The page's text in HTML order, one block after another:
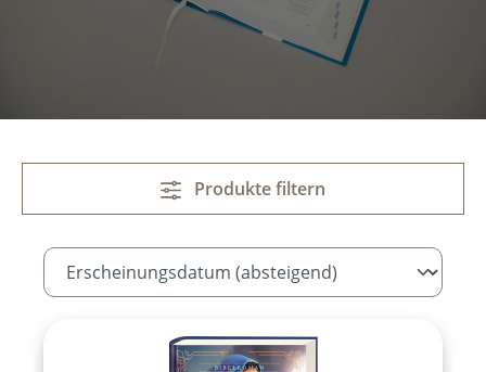
Produkte filtern